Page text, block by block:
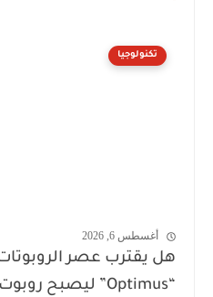
تكنولوجيا
أغسطس 6, 2026
هل يقترب عصر
“Optimus” ليصبح روبوت المستقبل